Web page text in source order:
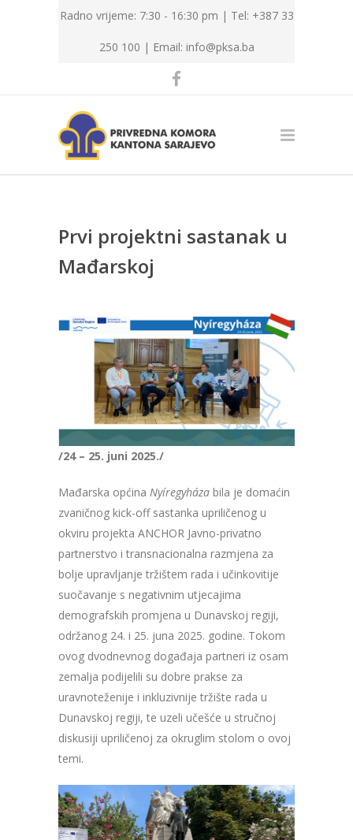
Radno vrijeme: 7:30 - 16:30 pm | Tel: +387 33
250 100 | Email: info@pksa.ba
Prvi projektni sastanak u
Mađarskoj
/24 – 25. juni 2025./
Mađarska općina Nyíregyháza bila je domaćin
zvaničnog kick-off sastanka upriličenog u
okviru projekta ANCHOR Javno-privatno
partnerstvo i transnacionalna razmjena za
bolje upravljanje tržištem rada i učinkovitije
suočavanje s negativnim utjecajima
demografskih promjena u Dunavskoj regiji,
održanog 24. i 25. juna 2025. godine. Tokom
ovog dvodnevnog događaja partneri iz osam
zemalja podijelili su dobre prakse za
uravnoteženije i inkluzivnije tržište rada u
Dunavskoj regiji, te uzeli učešće u stručnoj
diskusiji upriličenoj za okruglim stolom o ovoj
temi.